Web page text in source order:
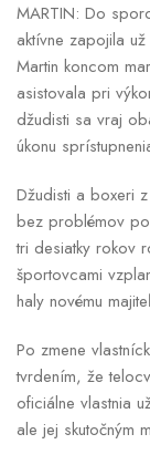
MARTIN: Do
aktívne zapojila
Martin koncom
asistovala pri
džudisti sa vraj
úkonu
Džudisti a boxeri
bez problémov
tri desiatky rokov
športovcami
haly novému
Po zmene
tvrdením, že
oficiálne vlastnia
ale jej skutočným